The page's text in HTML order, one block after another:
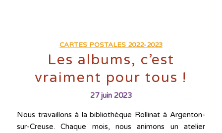
CARTES POSTALES 2022-2023
Les albums, c’est
vraiment pour tous !
27 juin 2023
Nous travaillons à la bibliothèque Rollinat à Argenton-
sur-Creuse. Chaque mois, nous animons un atelier